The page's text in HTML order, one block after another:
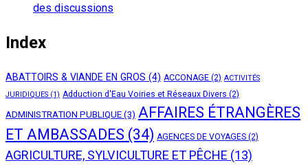
des discussions
Index
ABATTOIRS & VIANDE EN GROS (4) ACCONAGE (2) ACTIVITÉS
JURIDIQUES (1) Adduction d'Eau Voiries et Réseaux Divers (2)
ADMINISTRATION PUBLIQUE (3) AFFAIRES ÉTRANGÈRES
ET AMBASSADES (34) AGENCES DE VOYAGES (2)
AGRICULTURE, SYLVICULTURE ET PÊCHE (13)